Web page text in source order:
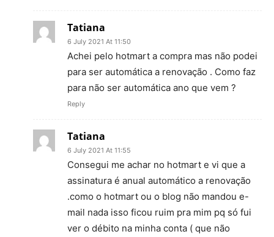
Tatiana
6 July 2021 At 11:50
Achei pelo hotmart a compra mas não podei
para ser automática a renovação . Como faz
para não ser automática ano que vem ?
Reply
Tatiana
6 July 2021 At 11:55
Consegui me achar no hotmart e vi que a
assinatura é anual automático a renovação
.como o hotmart ou o blog não mandou e-
mail nada isso ficou ruim pra mim pq só fui
ver o débito na minha conta ( que não